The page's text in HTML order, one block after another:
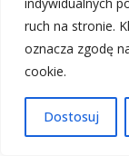
ruch na stronie.
oznacza zgodę
cookie.
Dostosuj